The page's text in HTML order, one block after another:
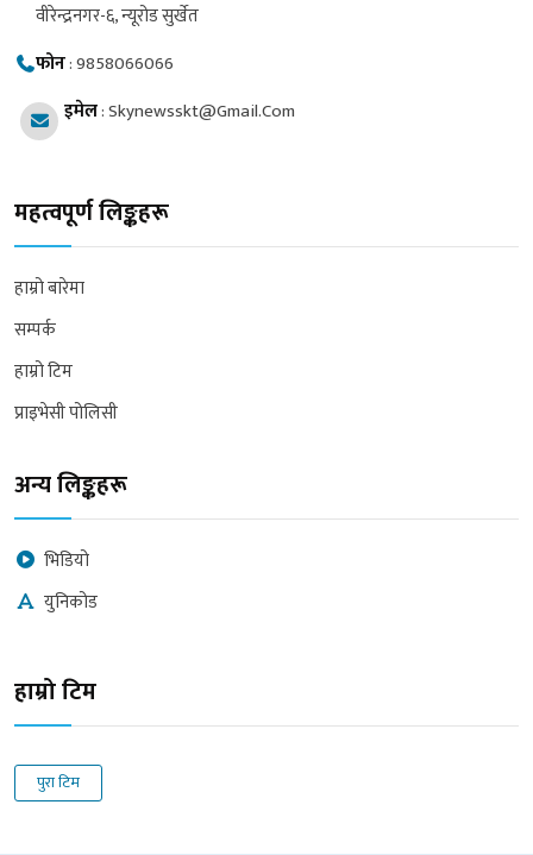
वीरेन्द्रनगर-६, न्यूरोड सुर्खेत
फोन:9858066066
इमेल:Skynewsskt@gmail.com
महत्वपूर्ण लिङ्कहरू
हाम्रो बारेमा
सम्पर्क
हाम्रो टिम
प्राइभेसी पोलिसी
अन्य लिङ्कहरू
भिडियो
युनिकोड
हाम्रो टिम
पुरा टिम